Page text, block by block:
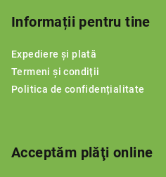
Informații pentru tine
Expediere și plată
Termeni și condiții
Politica de confidențialitate
Acceptăm plăţi online